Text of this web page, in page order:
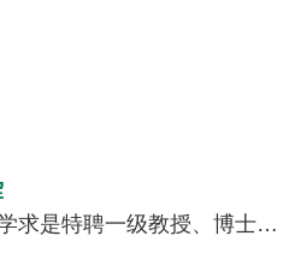
浙江大学求是特聘一级教授、博士生导师、中央农办乡村振兴专家咨询委员会委员、中国农业经济学会副会长。